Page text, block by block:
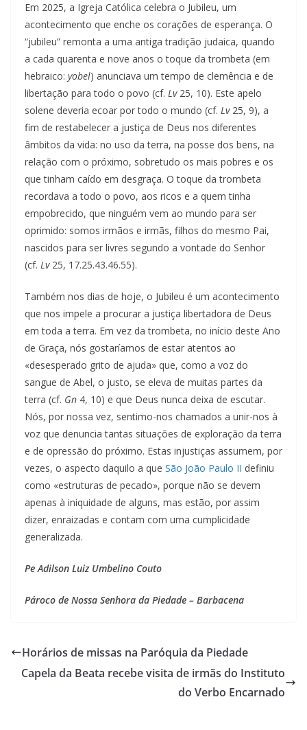
Em 2025, a Igreja Católica celebra o Jubileu, um
acontecimento que enche os corações de esperança. O
“jubileu” remonta a uma antiga tradição judaica, quando
a cada quarenta e nove anos o toque da trombeta (em
hebraico: yobel) anunciava um tempo de clemência e de
libertação para todo o povo (cf. Lv 25, 10). Este apelo
solene deveria ecoar por todo o mundo (cf. Lv 25, 9), a
fim de restabelecer a justiça de Deus nos diferentes
âmbitos da vida: no uso da terra, na posse dos bens, na
relação com o próximo, sobretudo os mais pobres e os
que tinham caído em desgraça. O toque da trombeta
recordava a todo o povo, aos ricos e a quem tinha
empobrecido, que ninguém vem ao mundo para ser
oprimido: somos irmãos e irmãs, filhos do mesmo Pai,
nascidos para ser livres segundo a vontade do Senhor
(cf. Lv 25, 17.25.43.46.55).
Também nos dias de hoje, o Jubileu é um acontecimento
que nos impele a procurar a justiça libertadora de Deus
em toda a terra. Em vez da trombeta, no início deste Ano
de Graça, nós gostaríamos de estar atentos ao
«desesperado grito de ajuda» que, como a voz do
sangue de Abel, o justo, se eleva de muitas partes da
terra (cf. Gn 4, 10) e que Deus nunca deixa de escutar.
Nós, por nossa vez, sentimo-nos chamados a unir-nos à
voz que denuncia tantas situações de exploração da terra
e de opressão do próximo. Estas injustiças assumem, por
vezes, o aspecto daquilo a que São João Paulo II definiu
como «estruturas de pecado», porque não se devem
apenas à iniquidade de alguns, mas estão, por assim
dizer, enraizadas e contam com uma cumplicidade
generalizada.
Pe Adilson Luiz Umbelino Couto
Pároco de Nossa Senhora da Piedade – Barbacena
Horários de missas na Paróquia da Piedade
Capela da Beata recebe visita de irmãs do Instituto
do Verbo Encarnado